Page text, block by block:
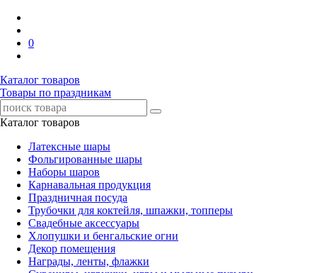
0
Каталог товаров
Товары по праздникам
Каталог товаров
Латексные шары
Фольгированные шары
Наборы шаров
Карнавальная продукция
Праздничная посуда
Трубочки для коктейля, шпажки, топперы
Свадебные аксессуары
Хлопушки и бенгальские огни
Декор помещения
Награды, ленты, флажки